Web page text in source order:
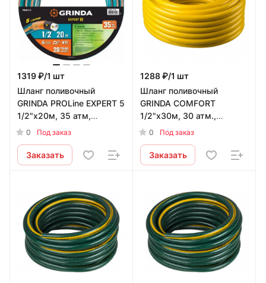
1319 ₽/1 шт
Шланг поливочный
GRINDA PROLine EXPERT 5
1/2"х20м, 35 атм,
армированный,
0 Под заказ
Заказать
1288 ₽/1 шт
Шланг поливочный
GRINDA COMFORT
1/2"х30м, 30 атм.,
армированный, 3-х
0 Под заказ
Заказать